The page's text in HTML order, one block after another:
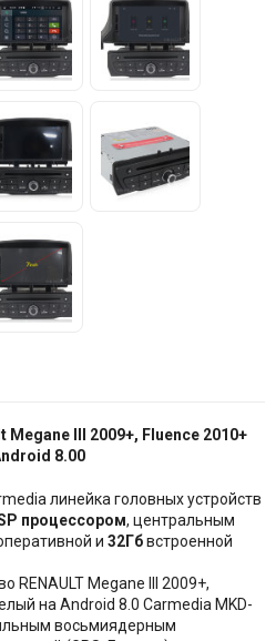
III 2009+, Fluence 2010+
8.00
линейка головных устройств
процессором, центральным
и 32Гбвстроенной
RENAULT Megane III 2009+,
на Android 8.0 Carmedia MKD-
восьмиядерным